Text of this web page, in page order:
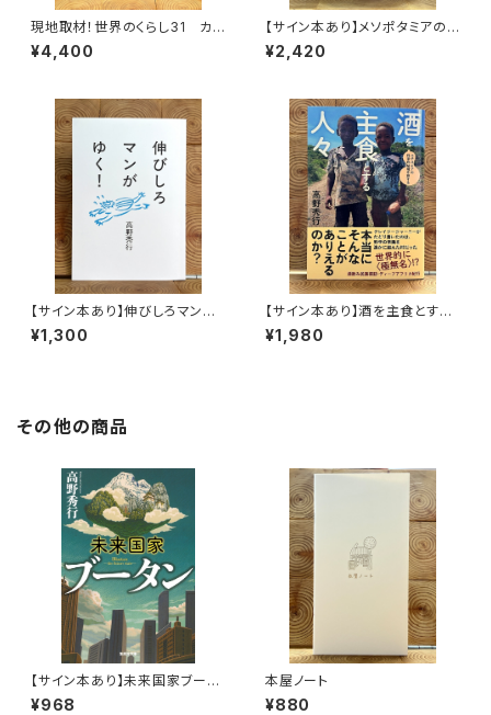
現地取材！世界のくらし31 カナ
ダ
¥4,400
【サイン本あり】メソポタミアの
ボート三人男
¥2,420
【サイン本あり】伸びしろマンが
ゆく！
¥1,300
【サイン本あり】酒を主食とする
人々 エチオピアの科学的秘境
を旅する
¥1,980
その他の商品
【サイン本あり】未来国家ブータ
ン
¥968
本屋ノート
¥880